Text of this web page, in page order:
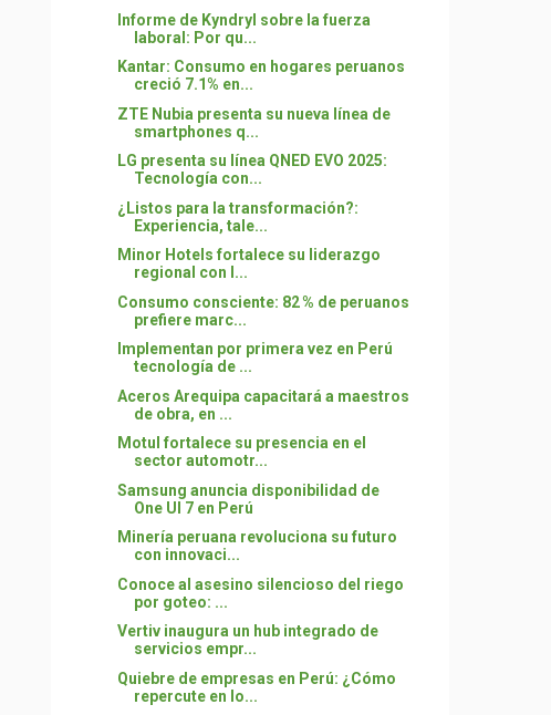
Informe de Kyndryl sobre la fuerza
laboral: Por qu...
Kantar: Consumo en hogares peruanos
creció 7.1% en...
ZTE Nubia presenta su nueva línea de
smartphones q...
LG presenta su línea QNED EVO 2025:
Tecnología con...
¿Listos para la transformación?:
Experiencia, tale...
Minor Hotels fortalece su liderazgo
regional con l...
Consumo consciente: 82 % de peruanos
prefiere marc...
Implementan por primera vez en Perú
tecnología de ...
Aceros Arequipa capacitará a maestros
de obra, en ...
Motul fortalece su presencia en el
sector automotr...
Samsung anuncia disponibilidad de
One UI 7 en Perú
Minería peruana revoluciona su futuro
con innovaci...
Conoce al asesino silencioso del riego
por goteo: ...
Vertiv inaugura un hub integrado de
servicios empr...
Quiebre de empresas en Perú: ¿Cómo
repercute en lo...